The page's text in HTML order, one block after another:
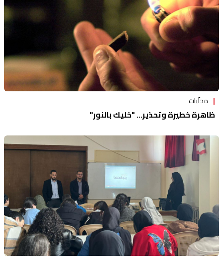
محلّيات
ظاهرة خطيرة وتحذير... "خليك بالنور"